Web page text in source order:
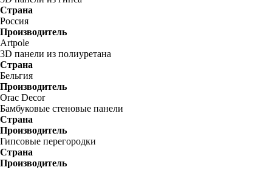
Страна
Россия
Производитель
Artpole
3D панели из полиуретана
Страна
Бельгия
Производитель
Orac Decor
Бамбуковые стеновые панели
Страна
Производитель
Гипсовые перегородки
Страна
Производитель